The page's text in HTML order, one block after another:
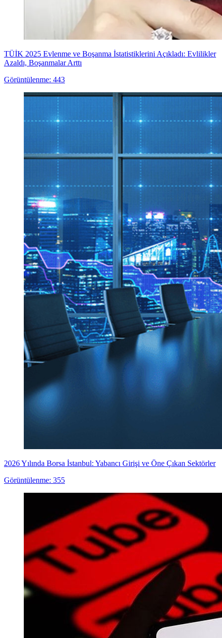
TÜİK 2025 Evlenme ve Boşanma İstatistiklerini Açıkladı: Evlilikler
Azaldı, Boşanmalar Arttı
Görüntülenme: 443
2026 Yılında Borsa İstanbul: Yabancı Girişi ve Öne Çıkan Sektörler
Görüntülenme: 355